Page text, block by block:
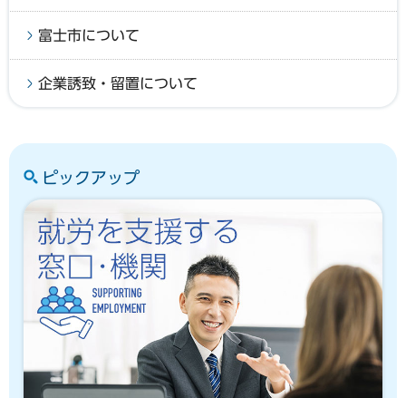
富士市について
企業誘致・留置について
ピックアップ